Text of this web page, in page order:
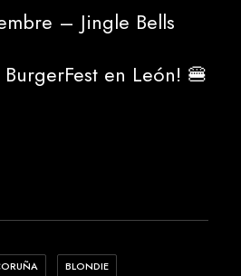
– Jingle Bells
BurgerFest en León! 🍔
BLONDIE